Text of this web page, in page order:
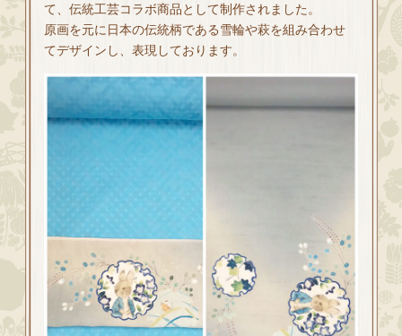
て、伝統工芸コラボ商品として制作されました。
原画を元に日本の伝統柄である雪輪や萩を組み合わせ
てデザインし、表現しております。